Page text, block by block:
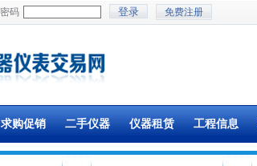
密码 免费注册
求购促销 二手仪器 仪器租赁 工程信息